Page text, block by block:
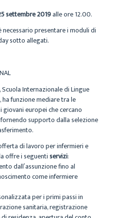
settembre 2019alle ore 12.00.
presentare i moduli di
sotto allegati.
Internazionale di Lingue
ha funzione mediare tra le
giovani europei che cercano
supporto dalla selezione
di lavoro per infermieri e
offre i seguentiservizi:
dall’assunzione fino al
come infermiere
per i primi passi in
sanitaria, registrazione